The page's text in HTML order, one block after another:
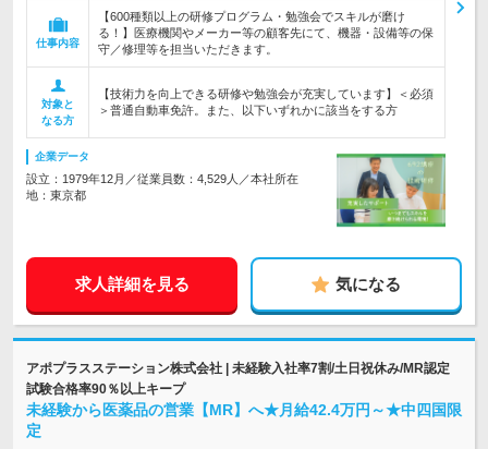
仕事内容
【600種類以上の研修プログラム・勉強会でスキルが磨け
る！】医療機関やメーカー等の顧客先にて、機器・設備等の保
守／修理等を担当いただきます。
対象と
なる方
【技術力を向上できる研修や勉強会が充実しています】＜必須
＞普通自動車免許。また、以下いずれかに該当をする方
企業データ
設立：1979年12月／従業員数：4,529人／本社所在
地：東京都
求人詳細を見る 気になる
アポプラスステーション株式会社 | 未経験入社率7割/土日祝休み/MR認定
試験合格率90％以上キープ
未経験から医薬品の営業【MR】へ★月給42.4万円～★中四国限
定